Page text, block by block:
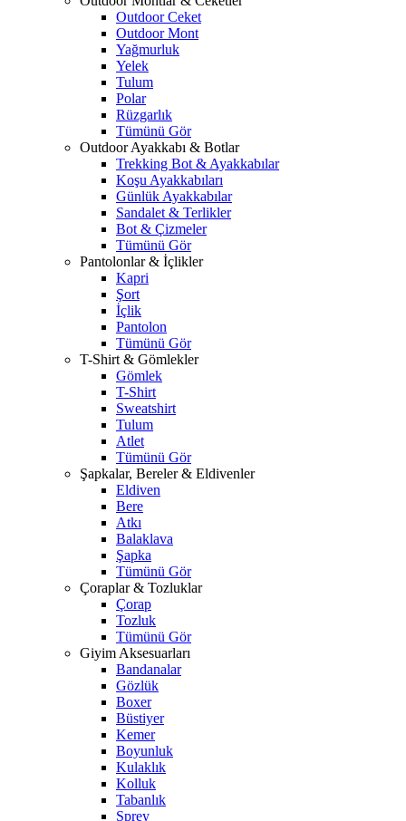
Outdoor Ceket
Outdoor Mont
Yağmurluk
Yelek
Tulum
Polar
Rüzgarlık
Tümünü Gör
Outdoor Ayakkabı & Botlar
Trekking Bot & Ayakkabılar
Koşu Ayakkabıları
Günlük Ayakkabılar
Sandalet & Terlikler
Bot & Çizmeler
Tümünü Gör
Pantolonlar & İçlikler
Kapri
Şort
İçlik
Pantolon
Tümünü Gör
T-Shirt & Gömlekler
Gömlek
T-Shirt
Sweatshirt
Tulum
Atlet
Tümünü Gör
Şapkalar, Bereler & Eldivenler
Eldiven
Bere
Atkı
Balaklava
Şapka
Tümünü Gör
Çoraplar & Tozluklar
Çorap
Tozluk
Tümünü Gör
Giyim Aksesuarları
Bandanalar
Gözlük
Boxer
Büstiyer
Kemer
Boyunluk
Kulaklık
Kolluk
Tabanlık
Sprey